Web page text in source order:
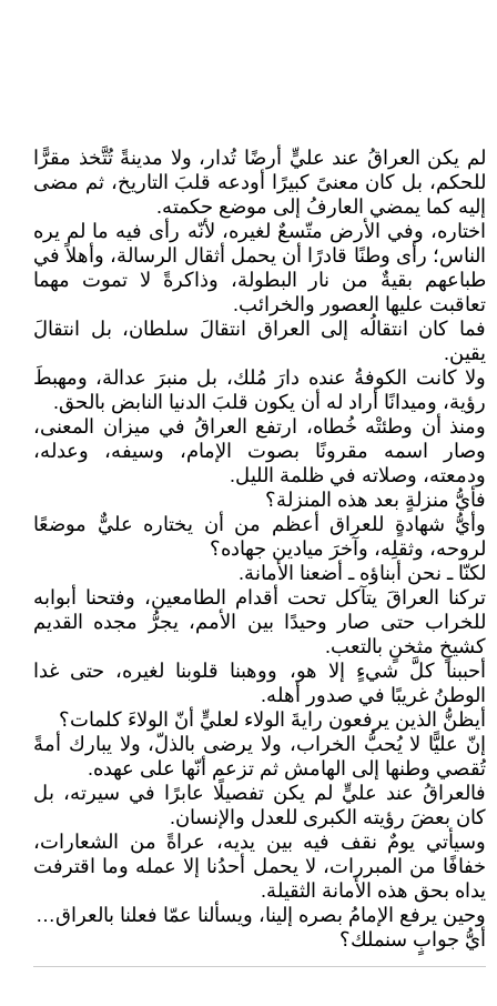
لم يكن العراقُ عند عليٍّ أرضًا تُدار، ولا مدينةً تُتَّخذ مقرًّا
للحكم، بل كان معنىً كبيرًا أودعه قلبَ التاريخ، ثم مضى
إليه كما يمضي العارفُ إلى موضع حكمته.
اختاره، وفي الأرض متّسعٌ لغيره، لأنّه رأى فيه ما لم يره
الناس؛ رأى وطنًا قادرًا أن يحمل أثقال الرسالة، وأهلاً في
طباعهم بقيةٌ من نار البطولة، وذاكرةً لا تموت مهما
تعاقبت عليها العصور والخرائب.
فما كان انتقالُه إلى العراق انتقالَ سلطان، بل انتقالَ
يقين.
ولا كانت الكوفةُ عنده دارَ مُلك، بل منبرَ عدالة، ومهبطَ
رؤية، وميدانًا أراد له أن يكون قلبَ الدنيا النابض بالحق.
ومنذ أن وطئتْه خُطاه، ارتفع العراقُ في ميزان المعنى،
وصار اسمه مقرونًا بصوت الإمام، وسيفه، وعدله،
ودمعته، وصلاته في ظلمة الليل.
فأيُّ منزلةٍ بعد هذه المنزلة؟
وأيُّ شهادةٍ للعراق أعظم من أن يختاره عليٌّ موضعًا
لروحه، وثقلِه، وآخرَ ميادين جهاده؟
لكنّا ـ نحن أبناؤه ـ أضعنا الأمانة.
تركنا العراقَ يتآكل تحت أقدام الطامعين، وفتحنا أبوابه
للخراب حتى صار وحيدًا بين الأمم، يجرُّ مجده القديم
كشيخٍ مثخنٍ بالتعب.
أحببنا كلَّ شيءٍ إلا هو، ووهبنا قلوبنا لغيره، حتى غدا
الوطنُ غريبًا في صدور أهله.
أيظنُّ الذين يرفعون رايةَ الولاء لعليٍّ أنّ الولاءَ كلمات؟
إنّ عليًّا لا يُحبُّ الخراب، ولا يرضى بالذلّ، ولا يبارك أمةً
تُقصي وطنها إلى الهامش ثم تزعم أنّها على عهده.
فالعراقُ عند عليٍّ لم يكن تفصيلًا عابرًا في سيرته، بل
كان بعضَ رؤيته الكبرى للعدل والإنسان.
وسيأتي يومٌ نقف فيه بين يديه، عراةً من الشعارات،
خفافًا من المبررات، لا يحمل أحدُنا إلا عمله وما اقترفت
يداه بحق هذه الأمانة الثقيلة.
وحين يرفع الإمامُ بصره إلينا، ويسألنا عمّا فعلنا بالعراق…
أيُّ جوابٍ سنملك؟